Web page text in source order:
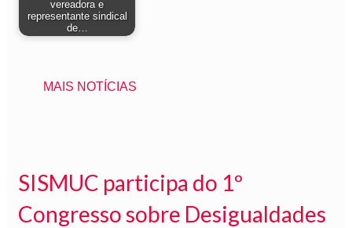
vereadora e
representante sindical
de…
MAIS NOTÍCIAS
SISMUC participa do 1º
Congresso sobre Desigualdades